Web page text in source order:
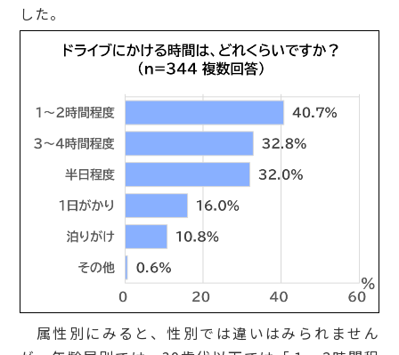
した。
属性別にみると、性別では違いはみられません